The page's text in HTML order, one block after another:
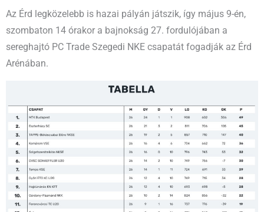
Az Érd legközelebb is hazai pályán játszik, így május 9-én,
szombaton 14 órakor a bajnokság 27. fordulójában a
sereghajtó PC Trade Szegedi NKE csapatát fogadják az Érd
Arénában.